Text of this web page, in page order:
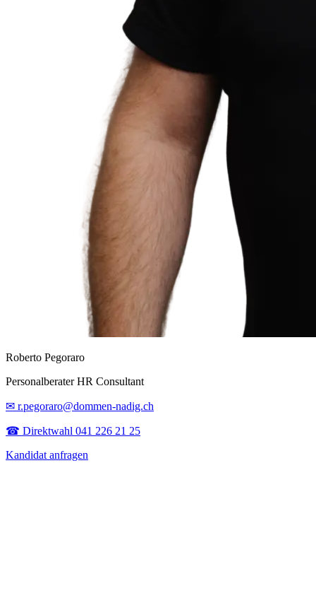
Roberto Pegoraro
Personalberater HR Consultant
✉ r.pegoraro@dommen-nadig.ch
☎ Direktwahl 041 226 21 25
Kandidat anfragen